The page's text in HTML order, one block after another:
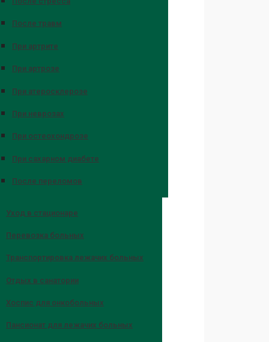
После травм
При артрите
При артрозе
При атеросклерозе
При неврозах
При остеохондрозе
При сахарном диабете
После переломов
Уход в стационаре
Перевозка больных
Транспортировка лежачих больных
Отдых в санатории
Хоспис для онкобольных
Пансионат для лежачих больных